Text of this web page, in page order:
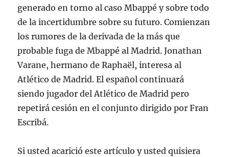
generado en torno al caso Mbappé y sobre todo
de la incertidumbre sobre su futuro. Comienzan
los rumores de la derivada de la más que
probable fuga de Mbappé al Madrid. Jonathan
Varane, hermano de Raphaël, interesa al
Atlético de Madrid. El español continuará
siendo jugador del Atlético de Madrid pero
repetirá cesión en el conjunto dirigido por Fran
Escribá.
Si usted acarició este artículo y usted quisiera